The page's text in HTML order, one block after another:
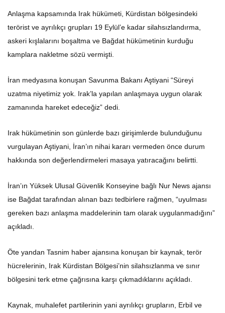
Anlaşma kapsamında Irak hükümeti, Kürdistan bölgesindeki
terörist ve ayrılıkçı grupları 19 Eylül’e kadar silahsızlandırma,
askeri kışlalarını boşaltma ve Bağdat hükümetinin kurduğu
kamplara nakletme sözü vermişti.
İran medyasına konuşan Savunma Bakanı Aştiyani “Süreyi
uzatma niyetimiz yok. Irak’la yapılan anlaşmaya uygun olarak
zamanında hareket edeceğiz” dedi.
Irak hükümetinin son günlerde bazı girişimlerde bulunduğunu
vurgulayan Aştiyani, İran’ın nihai kararı vermeden önce durum
hakkında son değerlendirmeleri masaya yatıracağını belirtti.
İran’ın Yüksek Ulusal Güvenlik Konseyine bağlı Nur News ajansı
ise Bağdat tarafından alınan bazı tedbirlere rağmen, “uyulması
gereken bazı anlaşma maddelerinin tam olarak uygulanmadığını”
açıkladı.
Öte yandan Tasnim haber ajansına konuşan bir kaynak, terör
hücrelerinin, Irak Kürdistan Bölgesi’nin silahsızlanma ve sınır
bölgesini terk etme çağrısına karşı çıkmadıklarını açıkladı.
Kaynak, muhalefet partilerinin yani ayrılıkçı grupların, Erbil ve